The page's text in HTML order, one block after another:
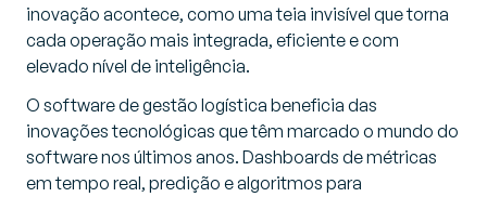
inovação acontece, como uma teia invisível que torna
cada operação mais integrada, eficiente e com
elevado nível de inteligência.
O software de gestão logística beneficia das
inovações tecnológicas que têm marcado o mundo do
software nos últimos anos. Dashboards de métricas
em tempo real, predição e algoritmos para